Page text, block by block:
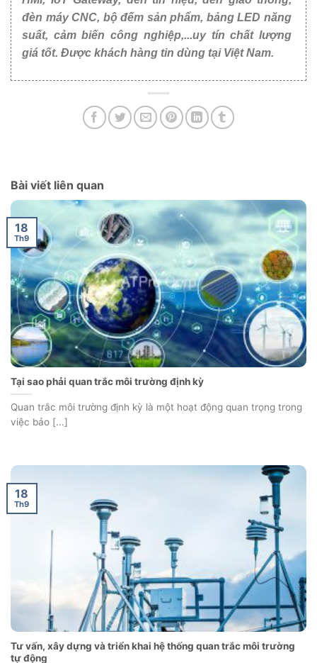
đèn máy CNC, bộ đếm sản phẩm, bảng LED năng
suất, cảm biến công nghiệp,...uy tín chất lượng
giá tốt. Được khách hàng tin dùng tại Việt Nam.
Bài viết liên quan
Tại sao phải quan trắc môi trường định kỳ
Quan trắc môi trường định kỳ là một hoạt động quan trọng trong
việc bảo [...]
18
Th9
Tư vấn, xây dựng và triển khai hệ thống quan trắc môi trường
tự động
18
Th9